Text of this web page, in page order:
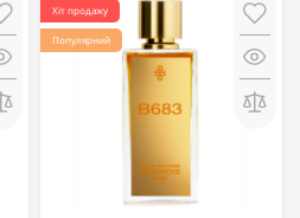
Хіт продажу
Популярний